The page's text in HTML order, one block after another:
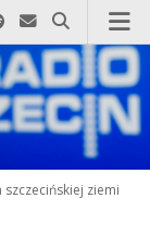
zadzwoń
u
X
nas na Instagram-ie
nas na TikTok-u
Szukaj nas na Spotify
Wyślij do nas
Szukaj
szczecińskiej ziemi